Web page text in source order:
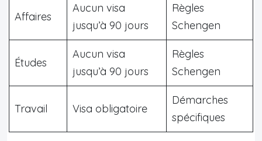
Affaires
Aucun visa
jusqu’à 90 jours
Règles
Schengen
Études
Aucun visa
jusqu’à 90 jours
Règles
Schengen
Travail Visa obligatoire
Démarches
spécifiques